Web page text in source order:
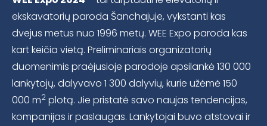
ekskavatorių paroda Šanchajuje, vykstanti kas
dvejus metus nuo 1996 metų. WEE Expo paroda kas
kart keičia vietą. Preliminariais organizatorių
duomenimis praėjusioje parodoje apsilankė 130 000
lankytojų, dalyvavo 1 300 dalyvių, kurie užėmė 150
000 m2 plotą. Jie pristatė savo naujas tendencijas,
kompanijas ir paslaugas. Lankytojai buvo atstovai ir